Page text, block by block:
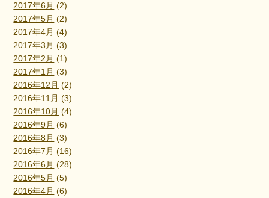
2017年6月 (2)
2017年5月 (2)
2017年4月 (4)
2017年3月 (3)
2017年2月 (1)
2017年1月 (3)
2016年12月 (2)
2016年11月 (3)
2016年10月 (4)
2016年9月 (6)
2016年8月 (3)
2016年7月 (16)
2016年6月 (28)
2016年5月 (5)
2016年4月 (6)